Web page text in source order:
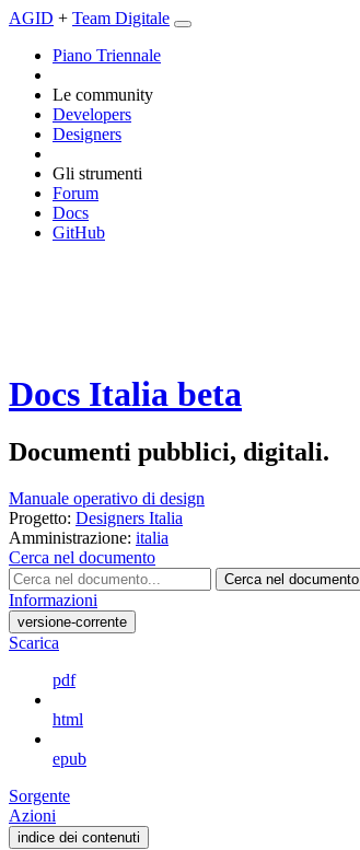
AGID + Team Digitale
Piano Triennale
Le community
Developers
Designers
Gli strumenti
Forum
Docs
GitHub
Docs Italia beta
Documenti pubblici, digitali.
Manuale operativo di design
Progetto: Designers Italia
Amministrazione: italia
Cerca nel documento
Cerca nel documento
Informazioni
versione-corrente
Scarica
pdf
html
epub
Sorgente
Azioni
indice dei contenuti